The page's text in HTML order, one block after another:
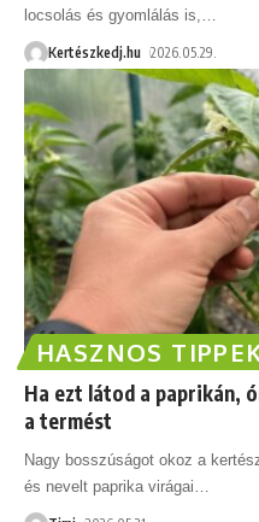
locsolás és gyomlálás is,
Kertészkedj.hu 2026.05.29.
HASZNOS
Ha ezt látod a paprikán,
a termést
Nagy bosszúságot okoz a
és nevelt paprika virágai…